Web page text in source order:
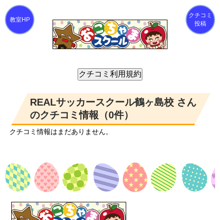
クチコミ
投稿
REALサッカースクール鶴ヶ島校 さん
のクチコミ情報（0件）
クチコミ情報はまだありません。